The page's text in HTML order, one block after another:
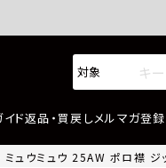
ド返品・買戻しメルマガ登録
ミュウミュウ 25AW ポロ襟 ジ